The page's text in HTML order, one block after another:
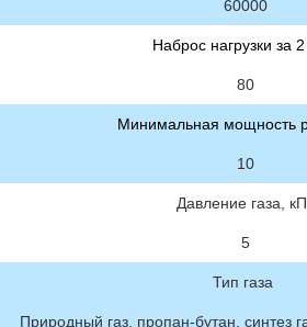
60000
Наброс нагрузки за
80
Минимальная мощность
10
Давление газа,
5
Тип газа
Природный газ, пропан-бутан, синтез